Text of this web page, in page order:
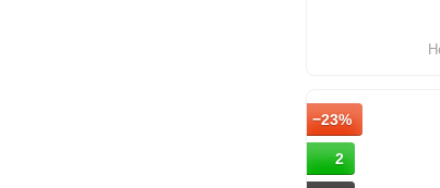
−23%
2